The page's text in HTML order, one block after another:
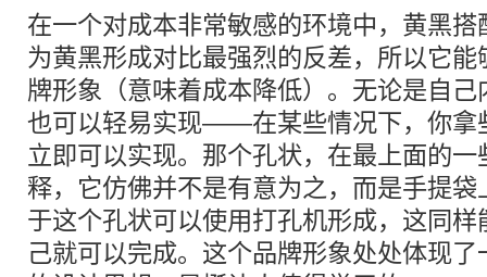
在一个对成本非常敏感的环境中，黄黑
为黄黑形成对比最强烈的反差，所以它
牌形象（意味着成本降低）。无论是自
也可以轻易实现——在某些情况下，你拿
立即可以实现。那个孔状，在最上面的
释，它仿佛并不是有意为之，而是手提
于这个孔状可以使用打孔机形成，这同
己就可以完成。这个品牌形象处处体现了